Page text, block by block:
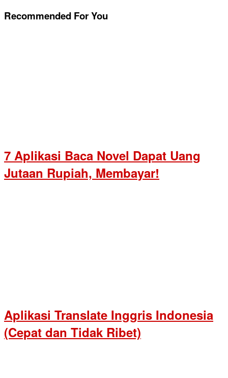
Recommended For You
7 Aplikasi Baca Novel Dapat Uang
Jutaan Rupiah, Membayar!
Aplikasi Translate Inggris Indonesia
(Cepat dan Tidak Ribet)